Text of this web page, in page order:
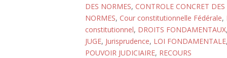
DES NORMES, CONTROLE CONCRET DES
NORMES, Cour constitutionnelle Fédérale,
constitutionnel, DROITS FONDAMENTAUX
JUGE, Jurisprudence, LOI FONDAMENTALE
POUVOIR JUDICIAIRE, RECOURS